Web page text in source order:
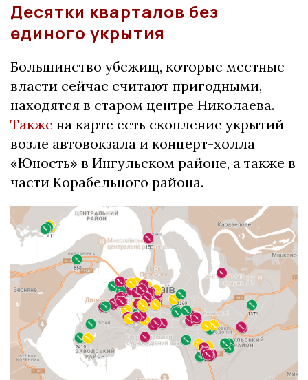
Десятки кварталов без
единого укрытия
Большинство убежищ, которые местные
власти сейчас считают пригодными,
находятся в старом центре Николаева.
Также на карте есть скопление укрытий
возле автовокзала и концерт-холла
«Юность» в Ингульском районе, а также в
части Корабельного района.